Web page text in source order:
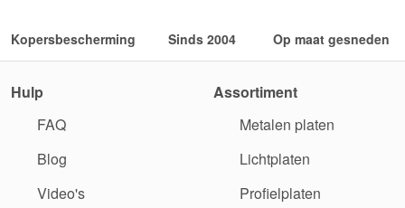
Kopersbescherming Sinds 2004 Op maat gesneden
Hulp
FAQ
Blog
Video's
Assortiment
Metalen platen
Lichtplaten
Profielplaten